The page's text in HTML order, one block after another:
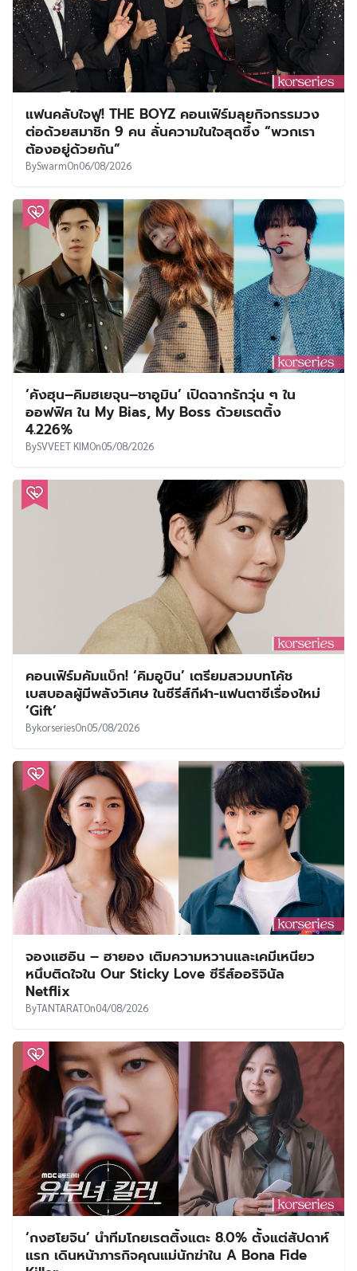
แฟนคลับใจฟู! THE BOYZ คอนเฟิร์มลุยกิจกรรมวง
ต่อด้วยสมาชิก 9 คน ลั่นความในใจสุดซึ้ง “พวกเรา
ต้องอยู่ด้วยกัน”
BySwarmOn06/08/2026
‘คังฮุน–คิมฮเยจุน–ชาอูมิน’ เปิดฉากรักวุ่น ๆ ใน
ออฟฟิศ ใน My Bias, My Boss ด้วยเรตติ้ง
4.226%
BySVVEET KIMOn05/08/2026
คอนเฟิร์มคัมแบ็ก! ‘คิมอูบิน’ เตรียมสวมบทโค้ช
เบสบอลผู้มีพลังวิเศษ ในซีรีส์กีฬา-แฟนตาซีเรื่องใหม่
‘Gift’
BykorseriesOn05/08/2026
จองแฮอิน – ฮายอง เติมความหวานและเคมีเหนียว
หนึบติดใจใน Our Sticky Love ซีรีส์ออริจินัล
Netflix
ByTANTARATOn04/08/2026
‘กงฮโยจิน’ นำทีมโกยเรตติ้งแตะ 8.0% ตั้งแต่สัปดาห์
แรก เดินหน้าภารกิจคุณแม่นักฆ่าใน A Bona Fide